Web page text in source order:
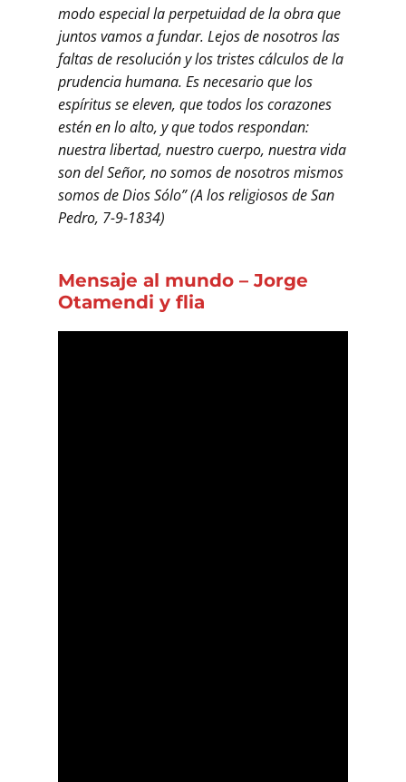
modo especial la perpetuidad de la obra que
juntos vamos a fundar. Lejos de nosotros las
faltas de resolución y los tristes cálculos de la
prudencia humana. Es necesario que los
espíritus se eleven, que todos los corazones
estén en lo alto, y que todos respondan:
nuestra libertad, nuestro cuerpo, nuestra vida
son del Señor, no somos de nosotros mismos
somos de Dios Sólo” (A los religiosos de San
Pedro, 7-9-1834)
Mensaje al mundo – Jorge
Otamendi y flia